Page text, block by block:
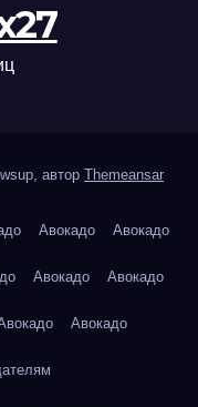
автор Themeansar
Авокадо Авокадо
Авокадо Авокадо
Авокадо